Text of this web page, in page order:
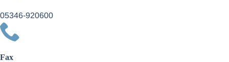
05346-920600
Fax